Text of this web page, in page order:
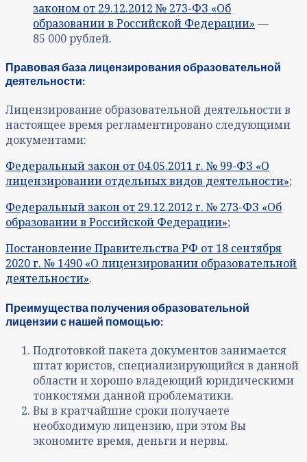
законом от 29.12.2012 № 273-ФЗ «Об
образовании в Российской Федерации» —
85 000 рублей.
Правовая база лицензирования образовательной
деятельности:
Лицензирование образовательной деятельности в
настоящее время регламентировано следующими
документами:
Федеральный закон от 04.05.2011 г. № 99-ФЗ «О
лицензировании отдельных видов деятельности»;
Федеральный закон от 29.12.2012 г. № 273-ФЗ «Об
образовании в Российской Федерации»;
Постановление Правительства РФ от 18 сентября
2020 г. № 1490 «О лицензировании образовательной
деятельности».
Преимущества получения образовательной
лицензии с нашей помощью:
Подготовкой пакета документов занимается
штат юристов, специализирующийся в данной
области и хорошо владеющий юридическими
тонкостями данной проблематики.
Вы в кратчайшие сроки получаете
необходимую лицензию, при этом Вы
экономите время, деньги и нервы.